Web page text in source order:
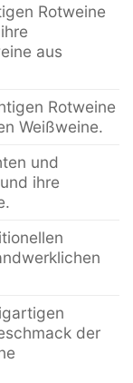
Rotweine
aus
Rotweine
Weißweine.
und
ihre
der